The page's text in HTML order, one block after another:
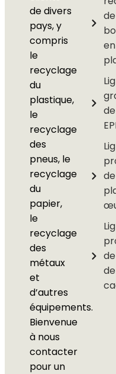
de divers
pays, y
compris
le
recyclage
du
plastique,
le
recyclage
des
pneus, le
recyclage
du
papier,
le
recyclage
des
métaux
et
d’autres
équipements.
Bienvenue
à nous
contacter
pour un
de
en
de
de